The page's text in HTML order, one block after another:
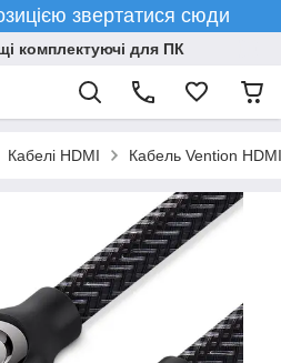
звертатися сюди
комплектуючі для ПК
Кабелі HDMI Кабель Vention